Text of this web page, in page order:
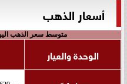
أسعار الذهب
متوسط سعر الذهب
الوحدة والعيار